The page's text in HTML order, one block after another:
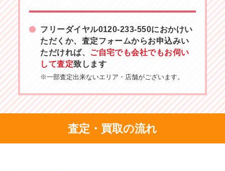
フリーダイヤル0120-233-550におかけい
ただくか、査定フォームからお申込みい
ただければ、 ご自宅でも会社でもお伺い
して査定致します
※一部査定出来ないエリア・店舗がございます。
査定・買取の流れ